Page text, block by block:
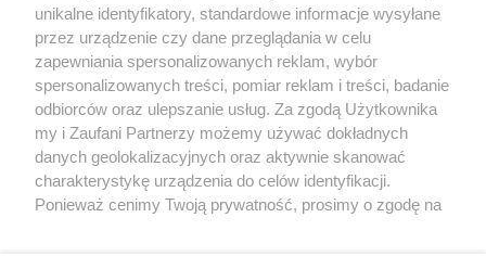
Reklama Tematy Archiwum artykułów
unikalne identyfikatory, standardowe informacje wysyłane
przez urządzenie czy dane przeglądania w celu
zapewniania spersonalizowanych reklam, wybór
spersonalizowanych treści, pomiar reklam i treści, badanie
odbiorców oraz ulepszanie usług. Za zgodą Użytkownika
my i Zaufani Partnerzy możemy używać dokładnych
danych geolokalizacyjnych oraz aktywnie skanować
charakterystykę urządzenia do celów identyfikacji.
Ponieważ cenimy Twoją prywatność, prosimy o zgodę na